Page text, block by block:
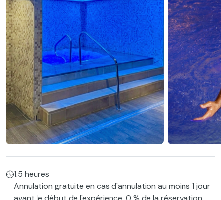
1.5 heures
Annulation gratuite en cas d'annulation au moins 1 jour
avant le début de l'expérience. 0 % de la réservation